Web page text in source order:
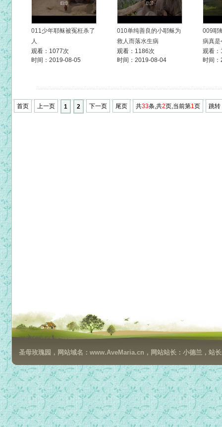
011少年耶稣被冤枉杀了
人
观看：1077次
时间：2019-08-05
010单纯善良的小耶稣为
救人而落水生病
观看：1186次
时间：2019-08-04
009耶
病真是
观看
时间
首页 上一页 1 2 下一页 尾页 共33条,共2页,当前第1页 跳转
圣母玫瑰园，网站域名：www.AveMaria.cn，网站站长：小德兰，